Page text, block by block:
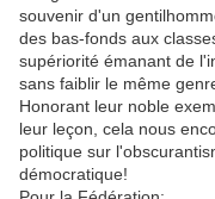
souvenir d'un
des bas-fonds aux
supériorité émanant de
sans faiblir le même
Honorant leur noble
leur leçon, cela nous
politique sur
démocratique!